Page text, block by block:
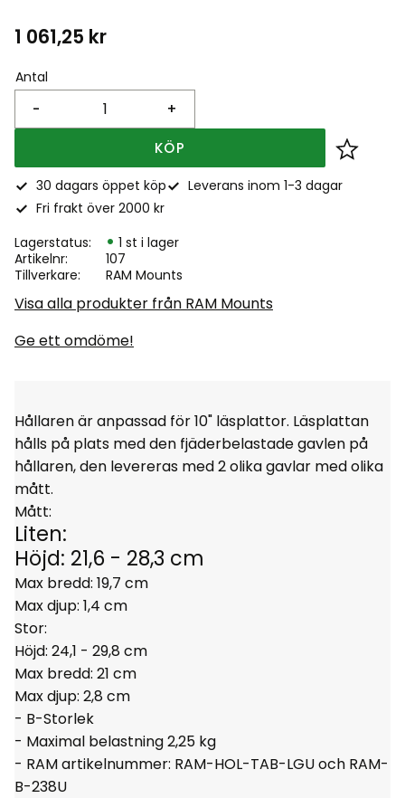
1 061,25 kr
Antal
+
-
KÖP Lägg
30 dagars öppet köp
Leverans inom 1-3 dagar
Fri frakt över 2000 kr
Lagerstatus
1 st i lager
Artikelnr
107
Tillverkare
RAM Mounts
Visa alla produkter från RAM Mounts
Ge ett omdöme!
Hållaren är anpassad för 10" läsplattor. Läsplattan
hålls på plats med den fjäderbelastade gavlen på
hållaren, den levereras med 2 olika gavlar med olika
mått.
Mått:
Liten:
Höjd: 21,6 - 28,3 cm
Max bredd: 19,7 cm
Max djup: 1,4 cm
Stor:
Höjd: 24,1 - 29,8 cm
Max bredd: 21 cm
Max djup: 2,8 cm
- B-Storlek
- Maximal belastning 2,25 kg
- RAM artikelnummer: RAM-HOL-TAB-LGU och RAM-
B-238U